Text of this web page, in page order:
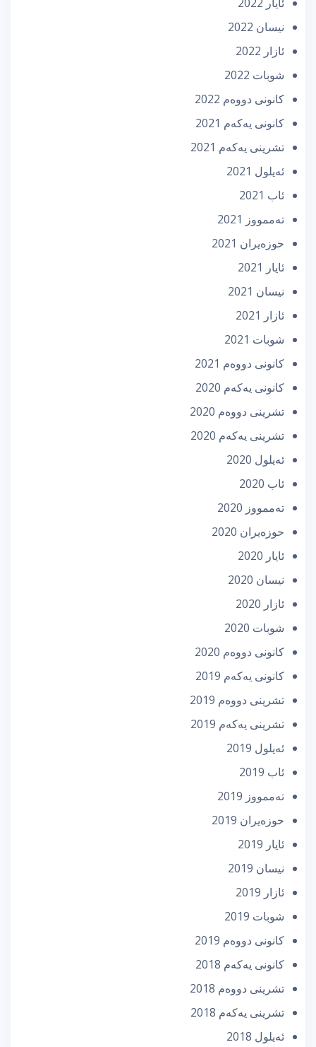
نیسان 2022
ئازار 2022
شوبات 2022
كانونی دووه‌م 2022
كانونی یه‌كه‌م 2021
تشرینی یه‌كه‌م 2021
ئه‌یلول 2021
ئاب 2021
تەممووز 2021
حوزه‌یران 2021
ئایار 2021
نیسان 2021
ئازار 2021
شوبات 2021
كانونی دووه‌م 2021
كانونی یه‌كه‌م 2020
تشرینی دووه‌م 2020
تشرینی یه‌كه‌م 2020
ئه‌یلول 2020
ئاب 2020
تەممووز 2020
حوزه‌یران 2020
ئایار 2020
نیسان 2020
ئازار 2020
شوبات 2020
كانونی دووه‌م 2020
كانونی یه‌كه‌م 2019
تشرینی دووه‌م 2019
تشرینی یه‌كه‌م 2019
ئه‌یلول 2019
ئاب 2019
تەممووز 2019
حوزه‌یران 2019
ئایار 2019
نیسان 2019
ئازار 2019
شوبات 2019
كانونی دووه‌م 2019
كانونی یه‌كه‌م 2018
تشرینی دووه‌م 2018
تشرینی یه‌كه‌م 2018
ئه‌یلول 2018